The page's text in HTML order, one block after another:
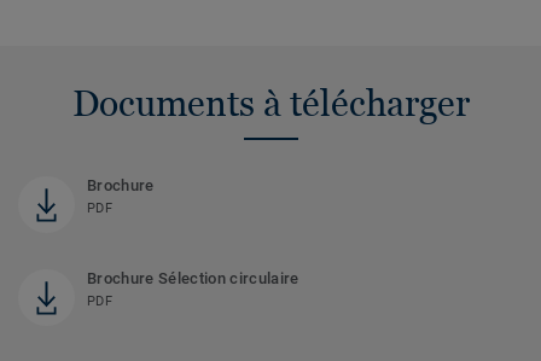
Documents à télécharger
Brochure
PDF
Brochure Sélection circulaire
PDF